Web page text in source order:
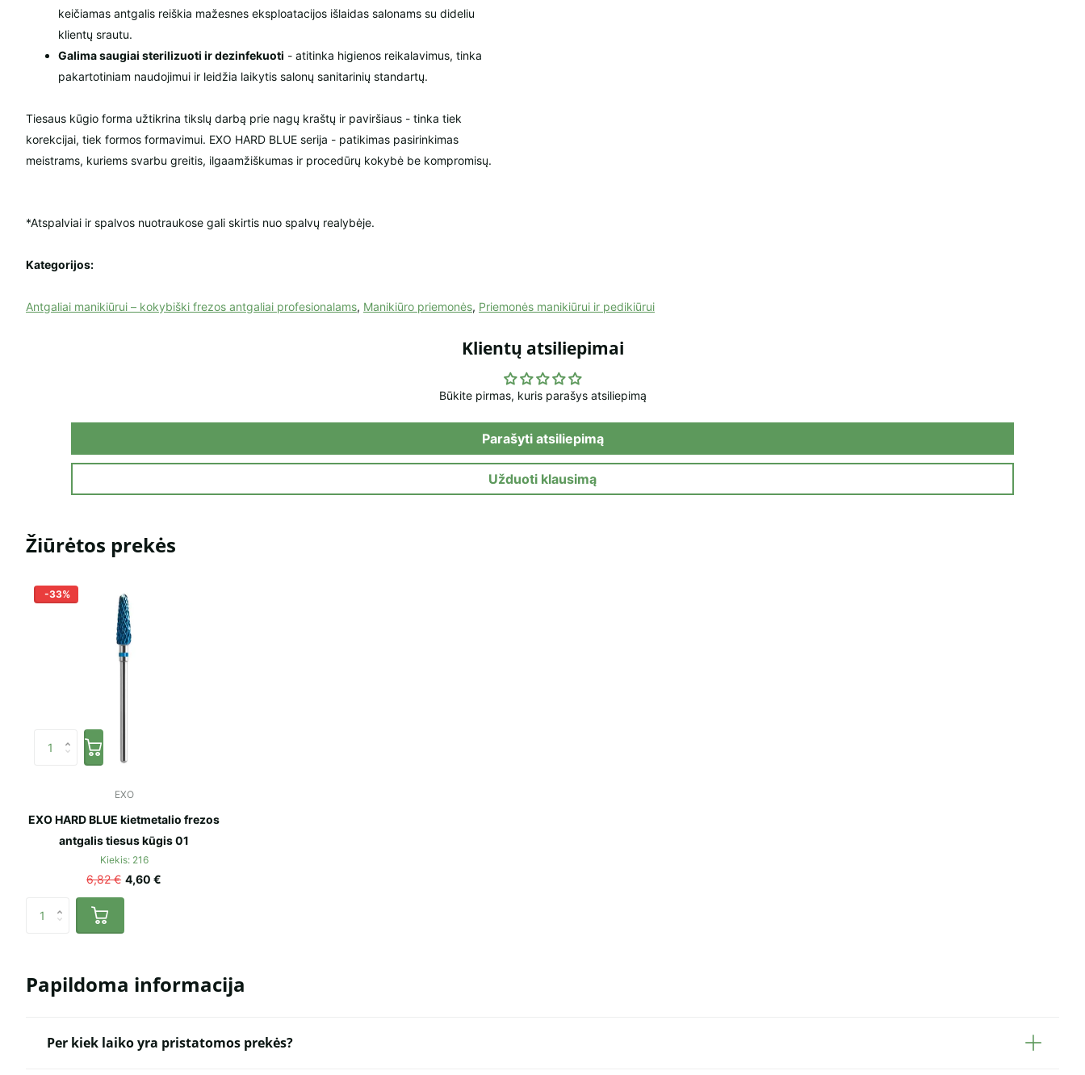
keičiamas antgalis reiškia mažesnes eksploatacijos išlaidas salonams su dideliu
klientų srautu.
Galima saugiai sterilizuoti ir dezinfekuoti - atitinka higienos reikalavimus, tinka
pakartotiniam naudojimui ir leidžia laikytis salonų sanitarinių standartų.
Tiesaus kūgio forma užtikrina tikslų darbą prie nagų kraštų ir paviršiaus - tinka tiek
korekcijai, tiek formos formavimui. EXO HARD BLUE serija - patikimas pasirinkimas
meistrams, kuriems svarbu greitis, ilgaamžiškumas ir procedūrų kokybė be kompromisų.
*Atspalviai ir spalvos nuotraukose gali skirtis nuo spalvų realybėje.
Kategorijos:
Antgaliai manikiūrui – kokybiški frezos antgaliai profesionalams, Manikiūro priemonės, Priemonės manikiūrui ir pedikiūrui
Klientų atsiliepimai
Būkite pirmas, kuris parašys atsiliepimą
Parašyti atsiliepimą
Užduoti klausimą
Žiūrėtos prekės
-33%
EXO
EXO HARD BLUE kietmetalio frezos
antgalis tiesus kūgis 01
Kiekis: 216
6,82 € 4,60 €
Papildoma informacija
Per kiek laiko yra pristatomos prekės?